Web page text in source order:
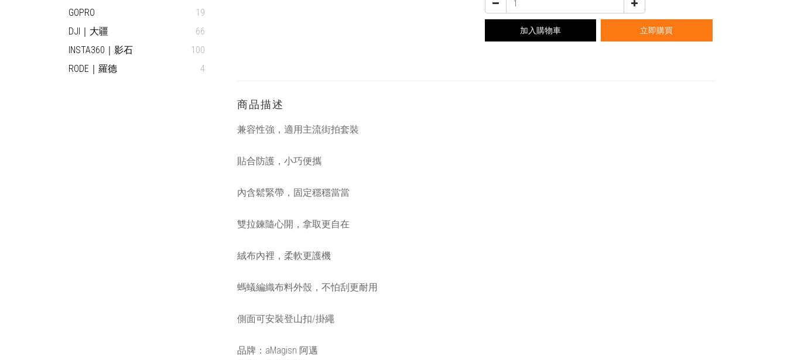
GOPRO
19
DJI｜大疆
66
INSTA360｜影石
100
RODE｜羅德
4
加入購物車 立即購買
商品描述
兼容性強，適用主流街拍套裝
貼合防護，小巧便攜
內含鬆緊帶，固定穩穩當當
雙拉鍊隨心開，拿取更自在
絨布內裡，柔軟更護機
螞蟻編織布料外殼，不怕刮更耐用
側面可安裝登山扣/掛繩
品牌：aMagisn 阿邁